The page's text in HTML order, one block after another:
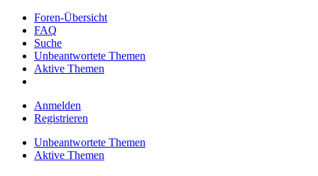
Foren-Übersicht
FAQ
Suche
Unbeantwortete Themen
Aktive Themen
Anmelden
Registrieren
Unbeantwortete Themen
Aktive Themen